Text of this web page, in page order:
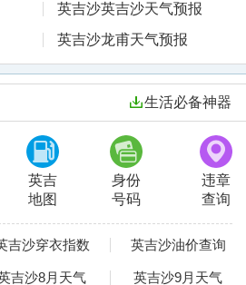
英吉沙英吉沙天气预报
英吉沙龙甫天气预报
生活必备神器
英吉
地图
身份
号码
违章
查询
吉沙穿衣指数 英吉沙油价查询
吉沙8月天气 英吉沙9月天气